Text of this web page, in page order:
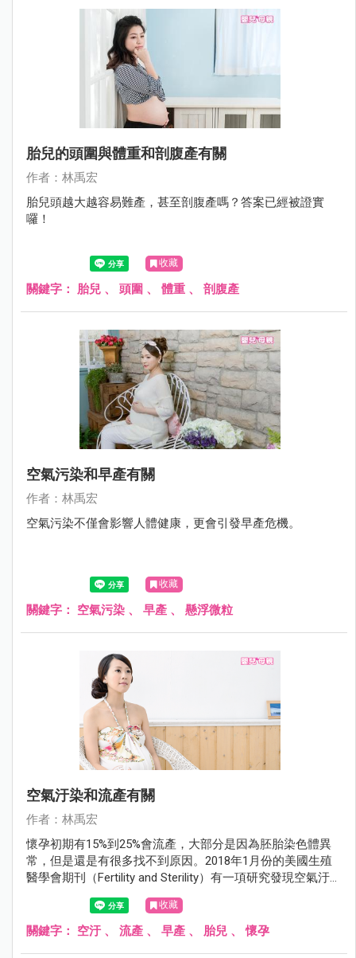
胎兒的頭圍與體重和剖腹產有關
作者：林禹宏
胎兒頭越大越容易難產，甚至剖腹產嗎？答案已經被證實
囉！
收藏
關鍵字： 胎兒 、 頭圍 、 體重 、 剖腹產
空氣污染和早產有關
作者：林禹宏
空氣污染不僅會影響人體健康，更會引發早產危機。
收藏
關鍵字： 空氣污染 、 早產 、 懸浮微粒
空氣汙染和流產有關
作者：林禹宏
懷孕初期有15%到25%會流產，大部分是因為胚胎染色體異
常，但是還是有很多找不到原因。2018年1月份的美國生殖
醫學會期刊（Fertility and Sterility）有一項研究發現空氣汙染
也是流產的原因之一。
收藏
關鍵字： 空汙 、 流產 、 早產 、 胎兒 、懷孕